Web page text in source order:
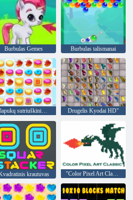
Burbulas Gemes Burbulas talismanai
Slapukų sutriuškinimas 2 Drugelis Kyodai HD"
krautuvas "Color Pixel Art Classic"